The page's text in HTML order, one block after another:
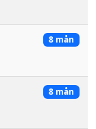
8 mån
8 mån